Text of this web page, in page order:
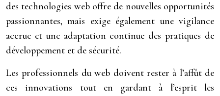
des technologies web offre de nouvelles opportunités
passionnantes, mais exige également une vigilance
accrue et une adaptation continue des pratiques de
développement et de sécurité.
Les professionnels du web doivent rester à l’affût de
ces innovations tout en gardant à l’esprit les